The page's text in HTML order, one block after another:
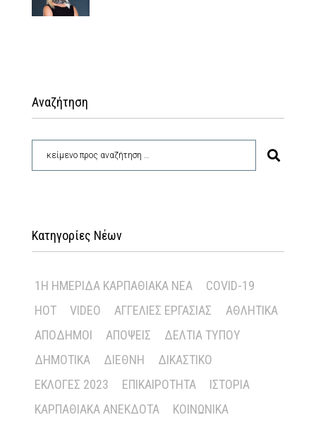
Αναζήτηση
Κατηγορίες Νέων
1Η ΗΜΕΡΊΔΑ ΚΑΡΠΑΘΙΑΚΆ ΝΈΑ
COVID-19
HOT
VIDEO ΑΓΓΕΛΊΕΣ ΕΡΓΑΣΊΑΣ
ΑΘΛΗΤΙΚΆ
ΑΠΌΔΗΜΟΙ
ΑΠΌΨΕΙΣ
ΔΕΛΤΊΑ ΤΎΠΟΥ
ΔΗΜΟΤΙΚΆ
ΔΙΕΘΝΉ
ΔΙΚΑΣΤΙΚΌ
ΕΚΛΟΓΈΣ 2023
ΕΠΙΚΑΙΡΌΤΗΤΑ
ΙΣΤΟΡΊΑ
ΚΑΡΠΑΘΙΑΚΆ ΑΝΈΚΔΟΤΑ
ΚΟΙΝΩΝΙΚΆ